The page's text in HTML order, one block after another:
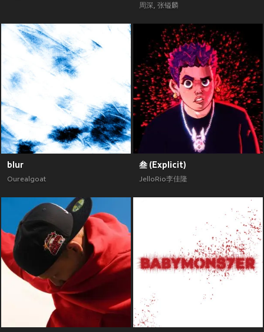
周深, 张镒麟
blur
Ourealgoat
叁 (Explicit)
JelloRio李佳隆